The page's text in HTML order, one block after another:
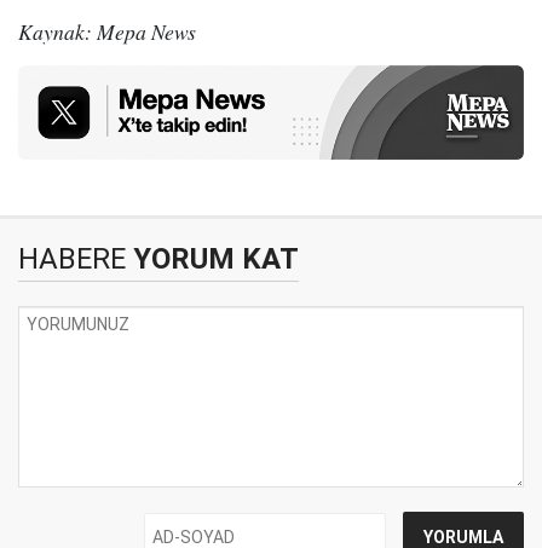
Kaynak: Mepa News
HABERE YORUM KAT